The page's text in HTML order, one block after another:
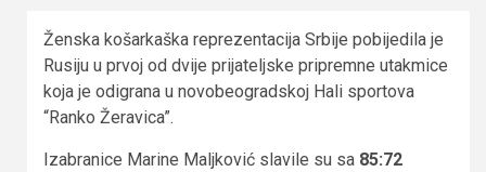
Ženska košarkaška reprezentacija Srbije pobijedila je
Rusiju u prvoj od dvije prijateljske pripremne utakmice
koja je odigrana u novobeogradskoj Hali sportova
“Ranko Žeravica”.
Izabranice Marine Maljković slavile su sa 85:72